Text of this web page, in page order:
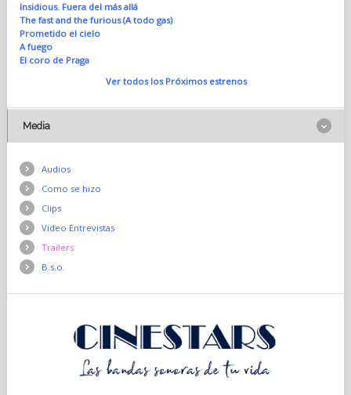
Insidious. Fuera del más allá
The fast and the furious (A todo gas)
Prometido el cielo
A fuego
El coro de Praga
Ver todos los Próximos estrenos
Media
Audios
Como se hizo
Clips
Vídeo Entrevistas
Trailers
B.s.o.